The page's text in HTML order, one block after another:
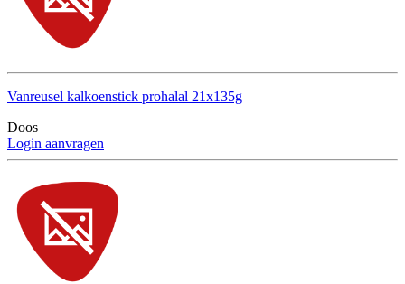
Vanreusel kalkoenstick prohalal 21x135g
Doos
Login aanvragen